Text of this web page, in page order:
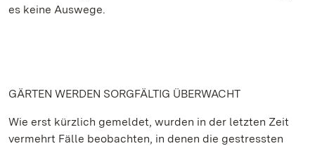
es keine Auswege.
GÄRTEN WERDEN SORGFÄLTIG ÜBERWACHT
Wie erst kürzlich gemeldet, wurden in der letzten Zeit
vermehrt Fälle beobachten, in denen die gestressten